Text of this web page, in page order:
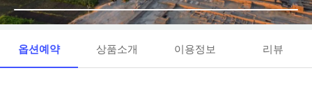
옵션예약 상품소개 이용정보 리뷰